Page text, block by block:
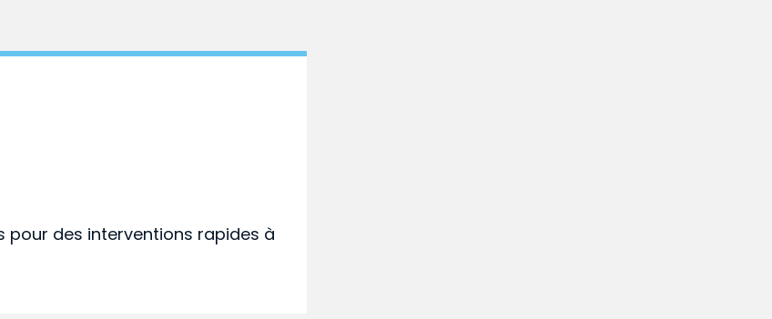
pour des interventions rapides à